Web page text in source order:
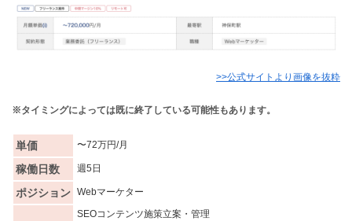
>>公式サイトより画像を抜粋
※タイミングによっては既に終了している可能性もあります。
単価 〜72万円/月
稼働日数 週5日
ポジション Webマーケター
SEOコンテンツ施策立案・管理